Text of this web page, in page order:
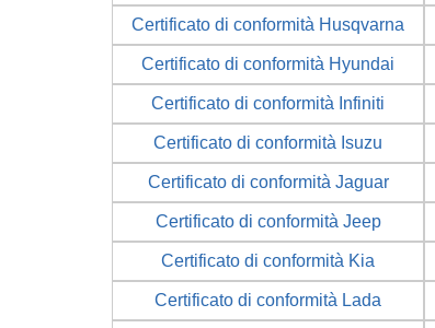
Certificato di conformità Husqvarna
Certificato di conformità Hyundai
Certificato di conformità Infiniti
Certificato di conformità Isuzu
Certificato di conformità Jaguar
Certificato di conformità Jeep
Certificato di conformità Kia
Certificato di conformità Lada